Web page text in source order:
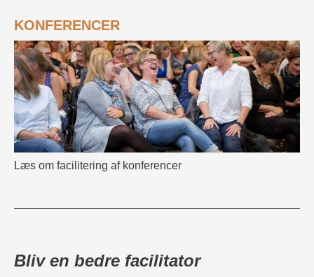
KONFERENCER
Læs om facilitering af konferencer
Bliv en bedre facilitator